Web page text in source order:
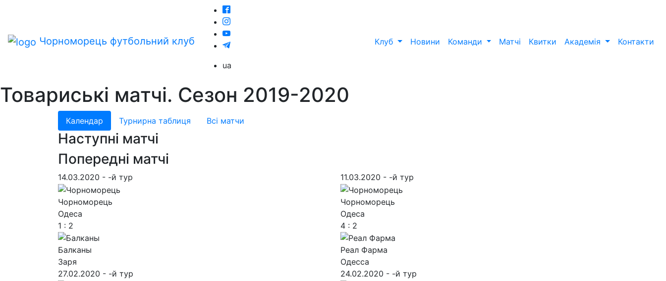
Чорноморець футбольний клуб
ua
Клуб Новини Команди Матчі Квитки Академія Контакти
Товариські матчі. Сезон 2019-2020
Календар Турнирна таблиця Всі матчи
Наступні матчі
Попередні матчі
14.03.2020 - -й тур
Чорноморець
Одеса
1 : 2
Балканы
Заря
11.03.2020 - -й тур
Чорноморець
Одеса
4 : 2
Реал Фарма
Одесса
27.02.2020 - -й тур
24.02.2020 - -й тур